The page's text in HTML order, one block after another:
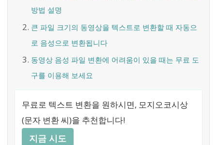
방법 설명
큰 파일 크기의 동영상을 텍스트로 변환할 때 자동으
로 음성으로 변환됩니다
동영상 음성 파일 변환에 어려움이 있을 때는 무료 도
구를 이용해 보세요
무료로 텍스트 변환을 원하시면, 모지오코시상
(문자 변환 씨)을 추천합니다!
지금 시도